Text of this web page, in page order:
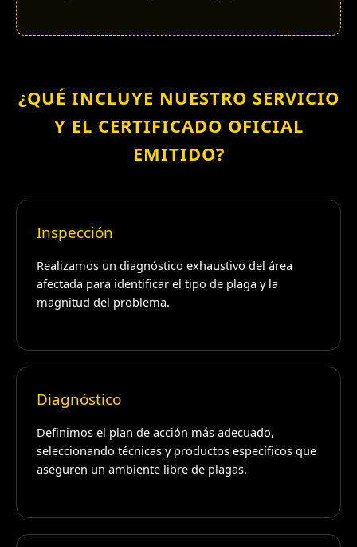
¿QUÉ INCLUYE NUESTRO SERVICIO
Y EL CERTIFICADO OFICIAL
EMITIDO?
Inspección
Realizamos un diagnóstico exhaustivo del área
afectada para identificar el tipo de plaga y la
magnitud del problema.
Diagnóstico
Definimos el plan de acción más adecuado,
seleccionando técnicas y productos específicos que
aseguren un ambiente libre de plagas.